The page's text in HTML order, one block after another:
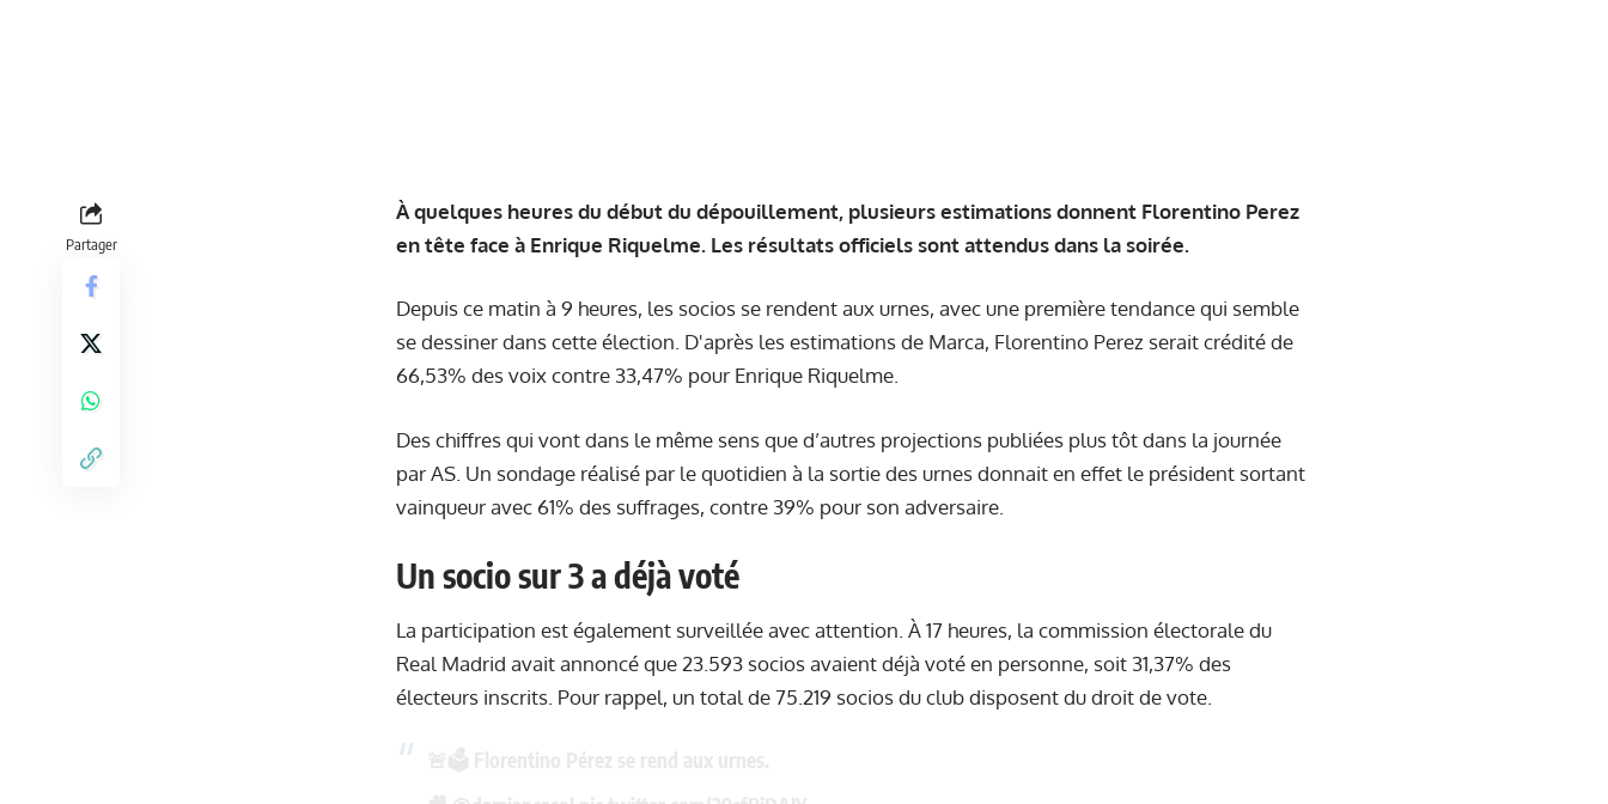
Partager
À quelques heures du début du dépouillement, plusieurs estimations donnent Florentino Perez
en tête face à Enrique Riquelme. Les résultats officiels sont attendus dans la soirée.
Depuis ce matin à 9 heures, les socios se rendent aux urnes, avec une première tendance qui semble
se dessiner dans cette élection. D'après les estimations de Marca, Florentino Perez serait crédité de
66,53% des voix contre 33,47% pour Enrique Riquelme.
Des chiffres qui vont dans le même sens que d’autres projections publiées plus tôt dans la journée
par AS. Un sondage réalisé par le quotidien à la sortie des urnes donnait en effet le président sortant
vainqueur avec 61% des suffrages, contre 39% pour son adversaire.
Un socio sur 3 a déjà voté
La participation est également surveillée avec attention. À 17 heures, la commission électorale du
Real Madrid avait annoncé que 23.593 socios avaient déjà voté en personne, soit 31,37% des
électeurs inscrits. Pour rappel, un total de 75.219 socios du club disposent du droit de vote.